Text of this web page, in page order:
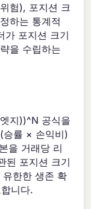
험), 포지션 크
하는 통계적
가 포지션 크기
을 수립하는
지))^N 공식을
승률 × 손익비)
을 거래당 리
된 포지션 크기
한한 생존 확
니다.